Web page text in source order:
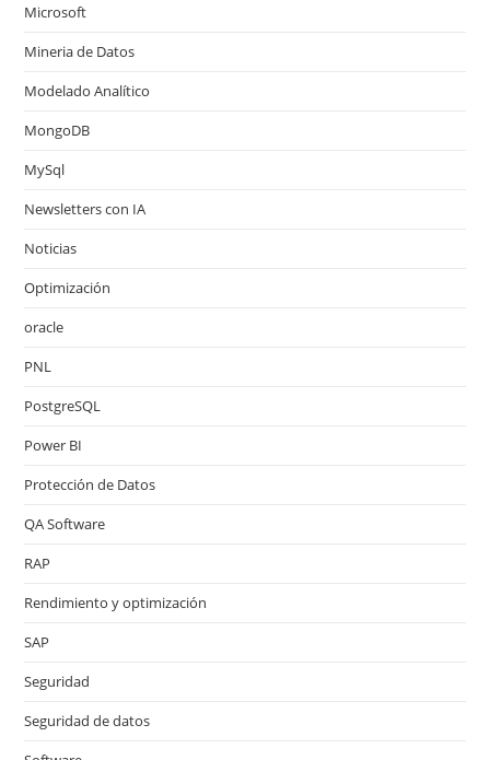
Microsoft
Mineria de Datos
Modelado Analítico
MongoDB
MySql
Newsletters con IA
Noticias
Optimización
oracle
PNL
PostgreSQL
Power BI
Protección de Datos
QA Software
RAP
Rendimiento y optimización
SAP
Seguridad
Seguridad de datos